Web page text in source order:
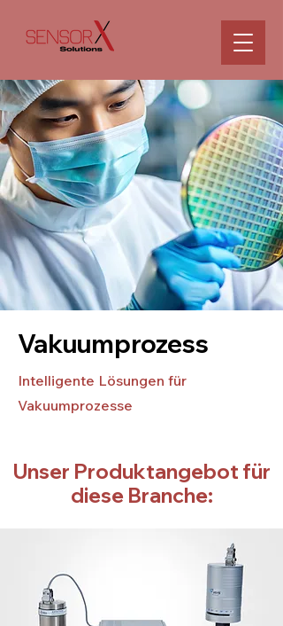
Vakuumprozess
Intelligente Lösungen für
Vakuumprozesse
Unser Produktangebot für
diese Branche: